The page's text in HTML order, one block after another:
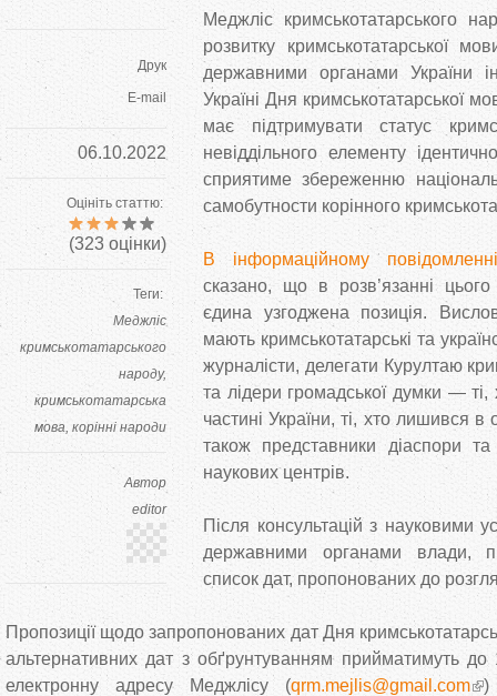
Друк
E-mail
06.10.2022
Оцініть статтю:
(323 оцінки)
Теги:
Меджліс
кримськотатарського
народу
кримськотатарська
мова корінні народи
Автор
editor
Меджліс кримськотатарського
розвитку кримськотатарської
державними органами України
Україні Дня кримськотатарської
має підтримувати статус
невіддільного елементу
сприятиме збереженню
самобутности корінного
В інформаційному
сказано, що в розв’язанні
єдина узгоджена позиція.
мають кримськотатарські та
журналісти, делегати Курултаю
та лідери громадської думки —
частині України, ті, хто лишився
також представники діаспори
наукових центрів.
Після консультацій з науковими
державними органами влади,
список дат, пропонованих до
Пропозиції щодо запропонованих дат Дня
альтернативних дат з обґрунтуванням прийматимуть
електронну адресу Меджлісу (qrm.mejlis@gmail.com
)